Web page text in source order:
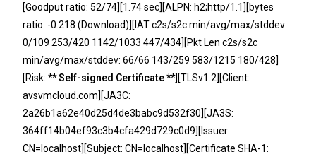
[Goodput ratio: 52/74][1.74 sec][ALPN: h2;http/1.1][bytes
ratio: -0.218 (Download)][IAT c2s/s2c min/avg/max/stddev:
0/109 253/420 1142/1033 447/434][Pkt Len c2s/s2c
min/avg/max/stddev: 66/66 143/259 583/1215 180/428]
[Risk:** Self-signed Certificate **][TLSv1.2][Client:
avsvmcloud.com][JA3C:
2a26b1a62e40d25d4de3babc9d532f30][JA3S:
364ff14b04ef93c3b4cfa429d729c0d9][Issuer:
CN=localhost][Subject: CN=localhost][Certificate SHA-1: